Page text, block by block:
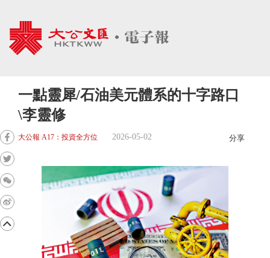
一點靈犀/石油美元體系的十字路口
\李靈修
大公報 A17：投資全方位 2026-05-02 分享